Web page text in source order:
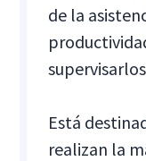
de la
Está
realizan la